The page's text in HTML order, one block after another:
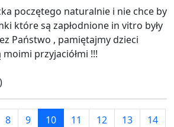
poczętego naturalnie i nie chce by
które są zapłodnione in vitro były
Państwo , pamiętajmy dzieci
przyjaciółmi !!!
8 9 10 11 12 13
14